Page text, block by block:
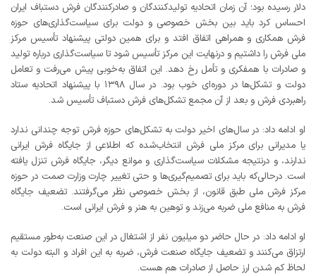
دلار رسیده بود؛ آن زمان اتحادیه تولیدکنندگان و صادرکنندگان فرش دستباف ایران
احساس کرد باید بین بخش خصوصی و دولت برای سیاست‌گذاری‌های حوزه
فرش همکاری و همراهی اتفاق افتد و برای همین دولتی پیشنهاد تأسیس مرکز
ملی فرش را داشتیم و درنهایت این مرکز تأسیس شود تا سیاست‌گذاری درباره تولید
و صادرات با همفکری و تأمل رخ دهد. این اتفاق به‌خوبی پیش می‌رفت و تعامل
دولت و تشکل‌ها در دوره‌ای خوب بود. در سال ۱۳۹۸ با پیشنهاد اتحادیه ستاد
راهبردی فرش و بعد از آن مجمع تشکل‌های فرش دستباف تأسیس شد.
او ادامه داد: در سال‌های اخیر دولت به تشکل‌های حوزه فرش توجه چندانی ندارد
یا مدیرانی برای مرکز ملی فرش انتخاب‌شده که اطلاعی از جایگاه فرش ایرانی
ندارند، و درنتیجه مشکلات سیاست‌گذاری و موانع دیگر، جایگاه فرش تنزل یافته
است. درحالی‌که باید برای تصمیم‌گیری‌ها و حتی تغییر چارت وزارت صمت در حوزه
مرکز فرش ملی طبق قانون، از بخش خصوصی نظر می‌گرفتند. تضعیف جایگاه
فرش به منافع ملی ضربه می‌زند و توهین به هنر و فرش ایرانی است.
او ادامه داد: در حال حاضر دو میلیون نفر از اشتغال در این صنعت به‌طور مستقیم
ارتزاق می‌کنند و تضعیف جایگاه صنعت فرش، ضربه به این افراد و البته دولت به
لحاظ کم شدن ارز حاصل از صادرات هم هست.